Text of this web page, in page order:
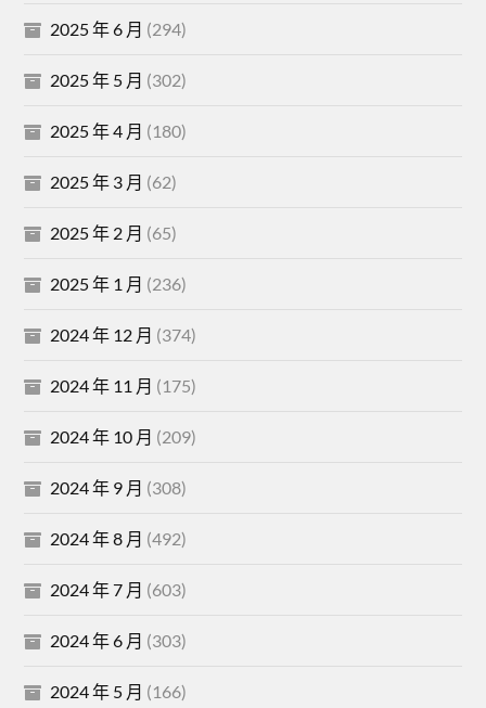
2025 年 6 月 (294)
2025 年 5 月 (302)
2025 年 4 月 (180)
2025 年 3 月 (62)
2025 年 2 月 (65)
2025 年 1 月 (236)
2024 年 12 月 (374)
2024 年 11 月 (175)
2024 年 10 月 (209)
2024 年 9 月 (308)
2024 年 8 月 (492)
2024 年 7 月 (603)
2024 年 6 月 (303)
2024 年 5 月 (166)